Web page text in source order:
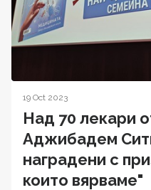
19 Oct 2023
Над 70 лекари
Аджибадем
наградени с
които вярваме"